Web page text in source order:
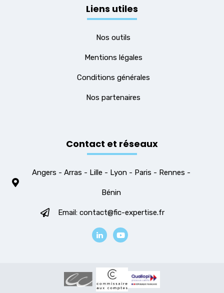
Liens utiles
Nos outils
Mentions légales
Conditions générales
Nos partenaires
Contact et réseaux
Angers - Arras - Lille - Lyon - Paris - Rennes -
Bénin
Email: contact@fic-expertise.fr